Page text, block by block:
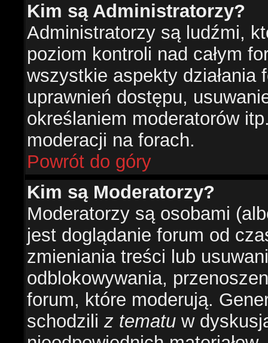
Kim są Administratorzy?
Administratorzy są ludźmi,
poziom kontroli nad całym
wszystkie aspekty działania
uprawnień dostępu,
określaniem moderatorów
moderacji na forach.
Powrót do góry
Kim są Moderatorzy?
Moderatorzy są osobami
jest doglądanie forum od
zmieniania treści lub
odblokowywania,
forum, które moderują.
schodzili z tematu w